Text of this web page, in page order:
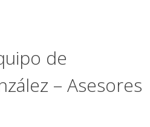
de
– Asesores